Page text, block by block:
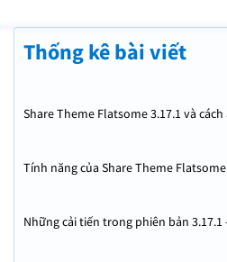
Thống kê bài viết
Share Theme Flatsome 3.17.1 và
Tính năng của Share Theme Flatsome
Những cải tiến trong phiên bản